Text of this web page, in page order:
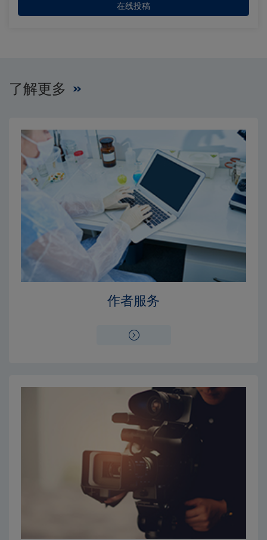
在线投稿
Close
Close
了解更多
作者服务